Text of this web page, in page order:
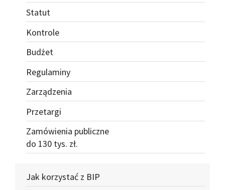
Statut
Kontrole
Budżet
Regulaminy
Zarządzenia
Przetargi
Zamówienia publiczne
do 130 tys. zł.
Jak korzystać z BIP